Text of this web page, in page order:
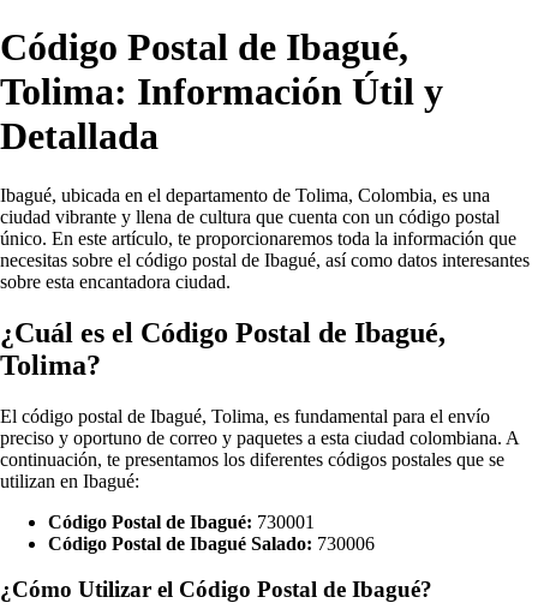
Código Postal de Ibagué,
Tolima: Información Útil y
Detallada
Ibagué, ubicada en el departamento de Tolima, Colombia, es una
ciudad vibrante y llena de cultura que cuenta con un código postal
único. En este artículo, te proporcionaremos toda la información que
necesitas sobre el código postal de Ibagué, así como datos interesantes
sobre esta encantadora ciudad.
¿Cuál es el Código Postal de Ibagué,
Tolima?
El código postal de Ibagué, Tolima, es fundamental para el envío
preciso y oportuno de correo y paquetes a esta ciudad colombiana. A
continuación, te presentamos los diferentes códigos postales que se
utilizan en Ibagué:
Código Postal de Ibagué: 730001
Código Postal de Ibagué Salado: 730006
¿Cómo Utilizar el Código Postal de Ibagué?